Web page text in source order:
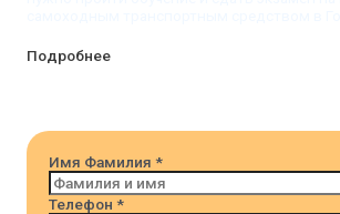
Подробнее
Имя Фамилия *
Телефон *